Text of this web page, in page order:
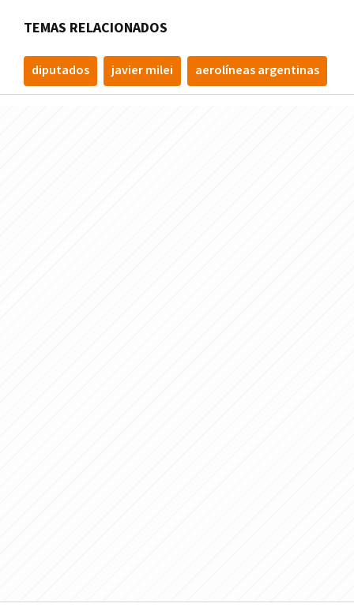
TEMAS RELACIONADOS
diputados javier milei aerolíneas argentinas